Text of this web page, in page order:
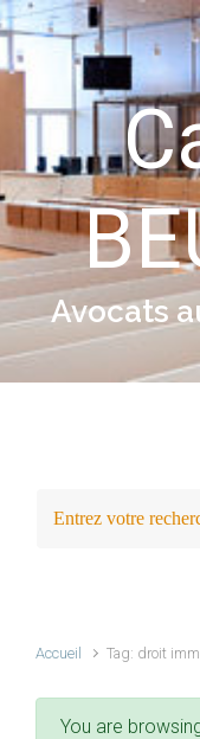
Skip to main content
Avocats
Accueil Tag: droit
You are